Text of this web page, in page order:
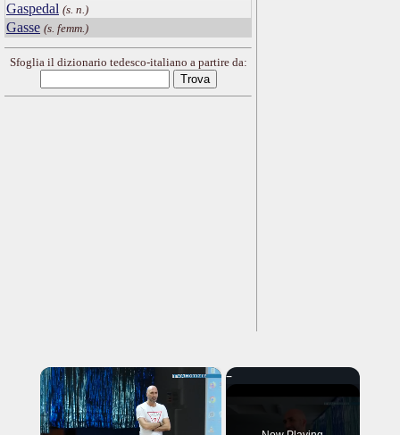
Gaspedal (s. n.)
Gasse (s. femm.)
Sfoglia il dizionario tedesco-italiano a partire da:
×